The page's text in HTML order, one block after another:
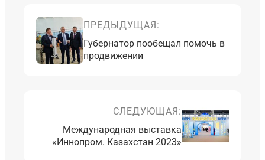
ПРЕДЫДУЩАЯ:
Губернатор пообещал помочь в
продвижении
СЛЕДУЮЩАЯ:
Международная выставка
«Иннопром. Казахстан 2023»